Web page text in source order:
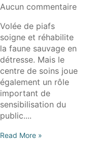
Aucun commentaire
Volée de piafs
soigne et réhabilite
la faune sauvage en
détresse. Mais le
centre de soins joue
également un rôle
important de
sensibilisation du
public....
Read More »